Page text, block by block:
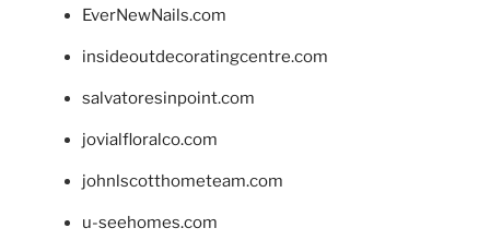
EverNewNails.com
insideoutdecoratingcentre.com
salvatoresinpoint.com
jovialfloralco.com
johnlscotthometeam.com
u-seehomes.com